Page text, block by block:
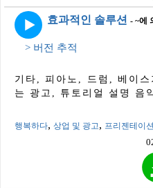
효과적인 솔루션 - ~에
> 버전 추적
기타, 피아노, 드럼, 베이스
는 광고, 튜토리얼 설명 음
행복하다, 상업 및 광고, 프리젠테이션